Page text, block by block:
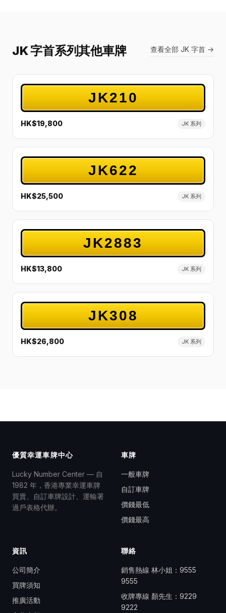
JK 字首系列其他車牌 查看全部 JK 字首 →
JK210
HK$19,800 JK 系列
JK622
HK$25,500 JK 系列
JK2883
HK$13,800 JK 系列
JK308
HK$26,800 JK 系列
優質幸運車牌中心
Lucky Number Center — 自
1982 年，香港專業幸運車牌
買賣、自訂車牌設計、運輸署
過戶表格代辦。
車牌
一般車牌
自訂車牌
價錢最低
價錢最高
資訊
公司簡介
買牌須知
推廣活動
聯絡
銷售熱線 林小姐： 9555
9555
收牌專線 顏先生： 9229
9222